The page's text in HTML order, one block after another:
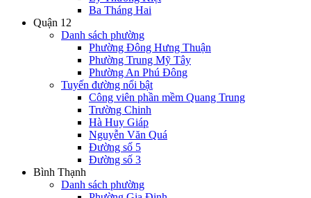
Ba Tháng Hai
Quận 12
Danh sách phường
Phường Đông Hưng Thuận
Phường Trung Mỹ Tây
Phường An Phú Đông
Tuyến đường nổi bật
Công viên phần mềm Quang Trung
Trường Chinh
Hà Huy Giáp
Nguyễn Văn Quá
Đường số 5
Đường số 3
Bình Thạnh
Danh sách phường